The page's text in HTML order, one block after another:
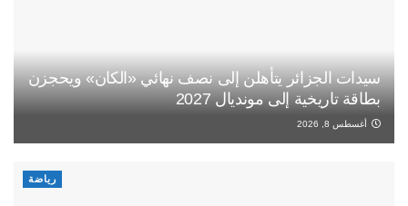
سيدات الجزائر يتأهلن إلى نصف نهائي «الكان» ويحجزن
بطاقة تاريخية إلى مونديال 2027
أغسطس 8, 2026
رياضة